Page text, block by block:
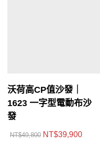
沃荷高CP值沙發｜
1623 一字型電動布沙
發
NT$49,800 NT$39,900